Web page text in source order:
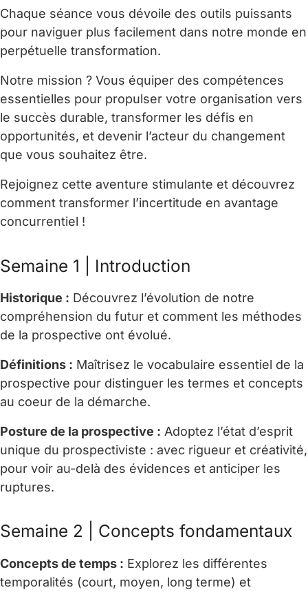
Chaque séance vous dévoile des outils puissants
pour naviguer plus facilement dans notre monde en
perpétuelle transformation.
Notre mission ? Vous équiper des compétences
essentielles pour propulser votre organisation vers
le succès durable, transformer les défis en
opportunités, et devenir l’acteur du changement
que vous souhaitez être.
Rejoignez cette aventure stimulante et découvrez
comment transformer l’incertitude en avantage
concurrentiel !
Semaine 1 | Introduction
Historique : Découvrez l’évolution de notre
compréhension du futur et comment les méthodes
de la prospective ont évolué.
Définitions : Maîtrisez le vocabulaire essentiel de la
prospective pour distinguer les termes et concepts
au coeur de la démarche.
Posture de la prospective : Adoptez l’état d’esprit
unique du prospectiviste : avec rigueur et créativité,
pour voir au-delà des évidences et anticiper les
ruptures.
Semaine 2 | Concepts fondamentaux
Concepts de temps : Explorez les différentes
temporalités (court, moyen, long terme) et